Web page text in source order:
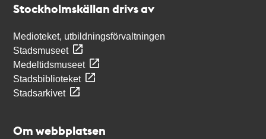
Stockholmskällan drivs av
Medioteket, utbildningsförvaltningen
Stadsmuseet
Medeltidsmuseet
Stadsbiblioteket
Stadsarkivet
Om webbplatsen